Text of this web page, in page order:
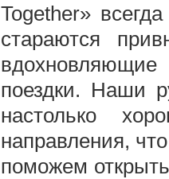
Together»
стараются
поездки. Наши
настолько
направления,
поможем